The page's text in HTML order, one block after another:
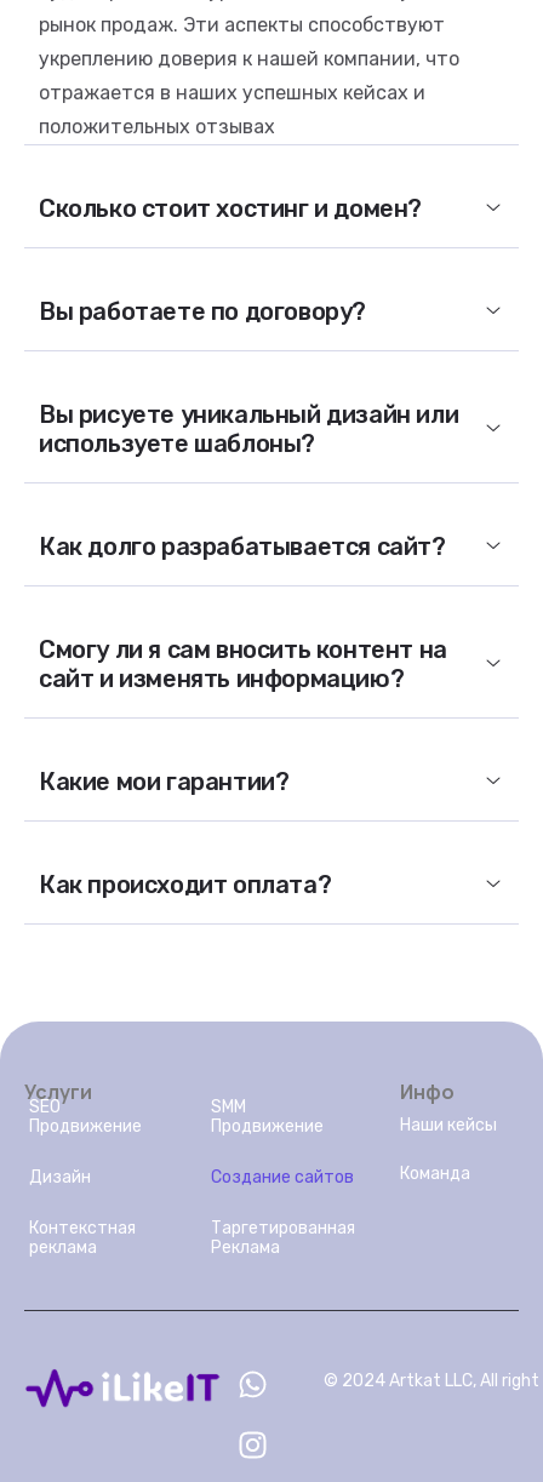
рынок продаж. Эти аспекты способствуют
укреплению доверия к нашей компании, что
отражается в наших успешных кейсах и
положительных отзывах
Сколько стоит хостинг и домен?
Вы работаете по договору?
Вы рисуете уникальный дизайн или
используете шаблоны?
Как долго разрабатывается сайт?
Смогу ли я сам вносить контент на
сайт и изменять информацию?
Какие мои гарантии?
Как происходит оплата?
Услуги
SEO
Продвижение
SMM
Продвижение
Дизайн Создание сайтов
Контекстная
реклама
Таргетированная
Реклама
Инфо
Наши кейсы
Команда
© 2024 Artkat LLC, All right